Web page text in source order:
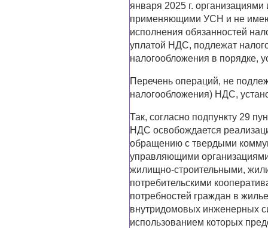
января 2025 г.
применяющими УСН и не
исполнения обязанностей
уплатой НДС, подлежат
налогообложения в порядке,
Перечень операций, не
налогообложения) НДС,
Так, согласно подпункту 29
НДС освобождается
обращению с твердыми
управляющими
жилищно-строительными,
потребительскими
потребностей граждан в
внутридомовых инженерных
использованием которых